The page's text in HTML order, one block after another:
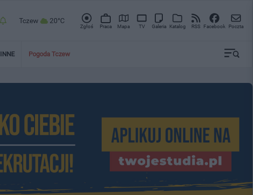
Tczew 20°C
Zgłoś Praca Mapa TV Galeria Katalog RSS Facebook Poczta
INNE Pogoda Tczew